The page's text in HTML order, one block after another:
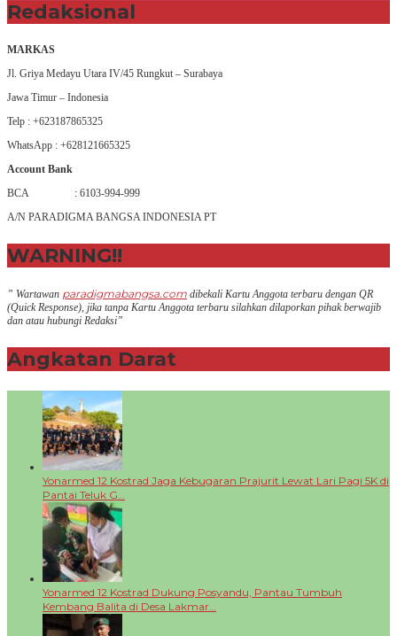
Redaksional
MARKAS
Jl. Griya Medayu Utara IV/45 Rungkut – Surabaya
Jawa Timur – Indonesia
Telp : +623187865325
WhatsApp : +628121665325
Account Bank
BCA : 6103-994-999
A/N PARADIGMA BANGSA INDONESIA PT
WARNING!!
” Wartawan paradigmabangsa.com dibekali Kartu Anggota terbaru dengan QR
(Quick Response), jika tanpa Kartu Anggota terbaru silahkan dilaporkan pihak berwajib
dan atau hubungi Redaksi”
Angkatan Darat
Yonarmed 12 Kostrad Jaga Kebugaran Prajurit Lewat Lari Pagi 5K di
Pantai Teluk G…
Yonarmed 12 Kostrad Dukung Posyandu, Pantau Tumbuh
Kembang Balita di Desa Lakmar…